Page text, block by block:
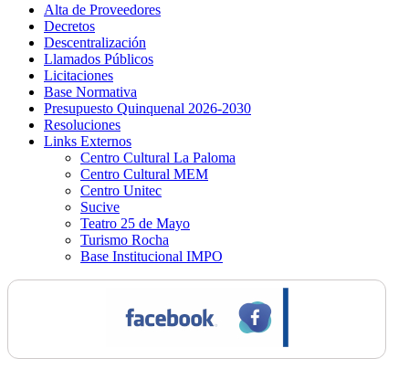
Alta de Proveedores
Decretos
Descentralización
Llamados Públicos
Licitaciones
Base Normativa
Presupuesto Quinquenal 2026-2030
Resoluciones
Links Externos
Centro Cultural La Paloma
Centro Cultural MEM
Centro Unitec
Sucive
Teatro 25 de Mayo
Turismo Rocha
Base Institucional IMPO